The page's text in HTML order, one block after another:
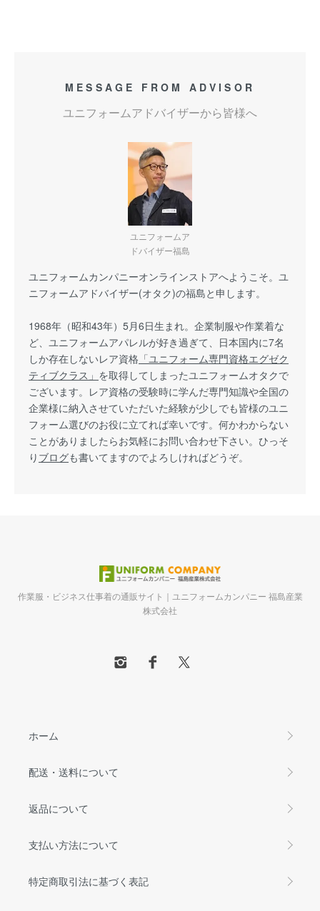
MESSAGE FROM ADVISOR
ユニフォームアドバイザーから皆様へ
ユニフォームア
ドバイザー福島
ユニフォームカンパニーオンラインストアへようこそ。ユ
ニフォームアドバイザー(オタク)の福島と申します。
1968年（昭和43年）5月6日生まれ。企業制服や作業着な
ど、ユニフォームアパレルが好き過ぎて、日本国内に7名
しか存在しないレア資格 「ユニフォーム専門資格エグゼク
ティブクラス」 を取得してしまったユニフォームオタクで
ございます。レア資格の受験時に学んだ専門知識や全国の
企業様に納入させていただいた経験が少しでも皆様のユニ
フォーム選びのお役に立てれば幸いです。何かわからない
ことがありましたらお気軽にお問い合わせ下さい。ひっそ
り ブログも書いてますのでよろしければどうぞ。
作業服・ビジネス仕事着の通販サイト｜ユニフォームカンパニー 福島産業
株式会社
ホーム
配送・送料について
返品について
支払い方法について
特定商取引法に基づく表記